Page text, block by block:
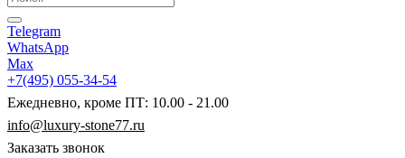
Telegram
WhatsApp
Max
+7(495) 055-34-54
Ежедневно, кроме ПТ: 10.00 - 21.00
info@luxury-stone77.ru
Заказать звонок